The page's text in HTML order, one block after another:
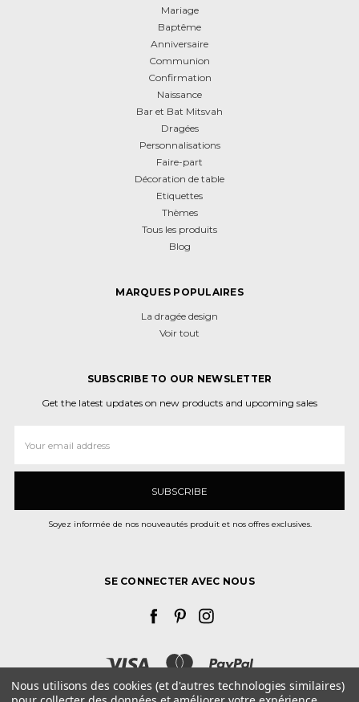
Mariage
Baptême
Anniversaire
Communion
Confirmation
Naissance
Bar et Bat Mitsvah
Dragées
Personnalisations
Faire-part
Décoration de table
Etiquettes
Thèmes
Tous les produits
Blog
MARQUES POPULAIRES
La dragée design
Voir tout
SUBSCRIBE TO OUR NEWSLETTER
Get the latest updates on new products and upcoming sales
Soyez informée de nos nouveautés produit et nos offres exclusives.
SE CONNECTER AVEC NOUS
Nous utilisons des cookies (et d'autres technologies similaires)